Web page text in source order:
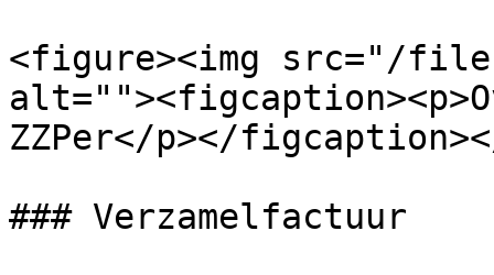
<figure><img src="/
ZZPer</p></
### Verzamelfactuur